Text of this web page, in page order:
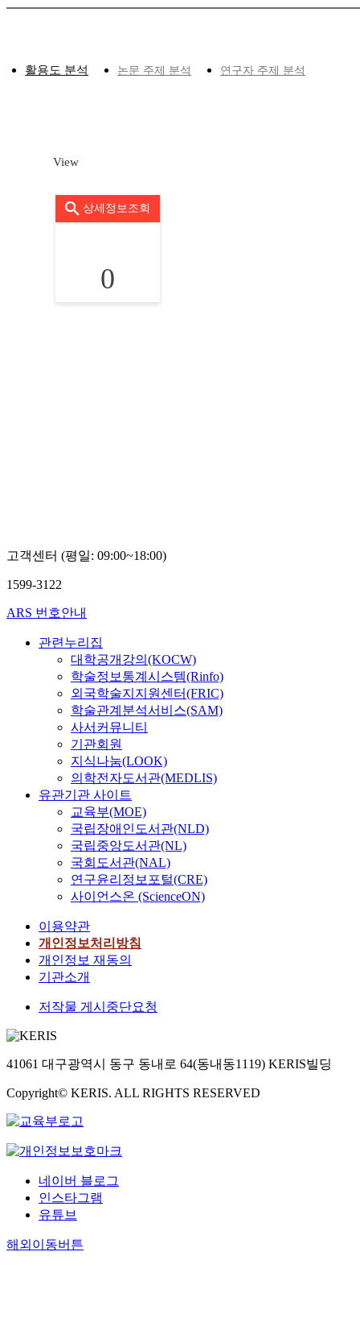
활용도 분석 논문 주제 분석 연구자 주제 분석
View
상세정보조회
0
고객센터 (평일: 09:00~18:00)
1599-3122
ARS 번호안내
관련누리집
대학공개강의(KOCW)
학술정보통계시스템(Rinfo)
외국학술지지원센터(FRIC)
학술관계분석서비스(SAM)
사서커뮤니티
기관회원
지식나눔(LOOK)
의학전자도서관(MEDLIS)
유관기관 사이트
교육부(MOE)
국립장애인도서관(NLD)
국립중앙도서관(NL)
국회도서관(NAL)
연구윤리정보포털(CRE)
사이언스온 (ScienceON)
이용약관
개인정보처리방침
개인정보 재동의
기관소개
저작물 게시중단요청
41061 대구광역시 동구 동내로 64(동내동1119) KERIS빌딩
Copyright© KERIS. ALL RIGHTS RESERVED
네이버 블로그
인스타그램
유튜브
해외이동버튼